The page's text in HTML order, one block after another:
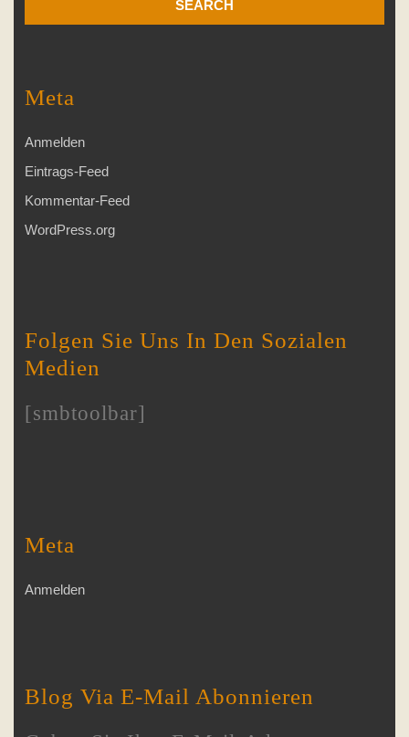
Meta
Anmelden
Eintrags-Feed
Kommentar-Feed
WordPress.org
Folgen Sie Uns In Den Sozialen
Medien
[smbtoolbar]
Meta
Anmelden
Blog Via E-Mail Abonnieren